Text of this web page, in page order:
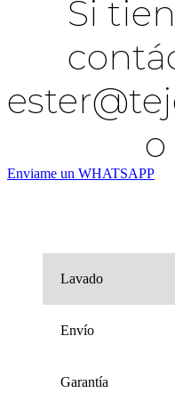
Si
Enviame un WHATSAPP
Lavado
Envío
Garantía